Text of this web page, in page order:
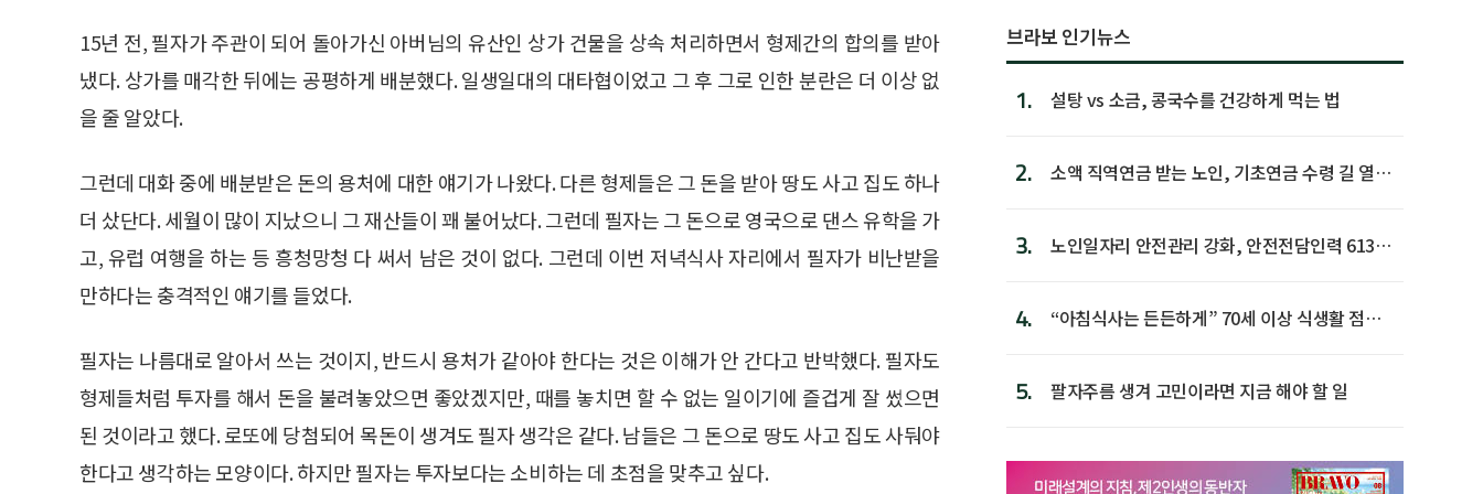
15년 전, 필자가 주관이 되어 돌아가신 아버님의 유산인 상가 건물을 상속 처리하면서 형제간의 합의를 받아
냈다. 상가를 매각한 뒤에는 공평하게 배분했다. 일생일대의 대타협이었고 그 후 그로 인한 분란은 더 이상 없
을 줄 알았다.
그런데 대화 중에 배분받은 돈의 용처에 대한 얘기가 나왔다. 다른 형제들은 그 돈을 받아 땅도 사고 집도 하나
더 샀단다. 세월이 많이 지났으니 그 재산들이 꽤 불어났다. 그런데 필자는 그 돈으로 영국으로 댄스 유학을 가
고, 유럽 여행을 하는 등 흥청망청 다 써서 남은 것이 없다. 그런데 이번 저녁식사 자리에서 필자가 비난받을
만하다는 충격적인 얘기를 들었다.
필자는 나름대로 알아서 쓰는 것이지, 반드시 용처가 같아야 한다는 것은 이해가 안 간다고 반박했다. 필자도
형제들처럼 투자를 해서 돈을 불려놓았으면 좋았겠지만, 때를 놓치면 할 수 없는 일이기에 즐겁게 잘 썼으면
된 것이라고 했다. 로또에 당첨되어 목돈이 생겨도 필자 생각은 같다. 남들은 그 돈으로 땅도 사고 집도 사둬야
한다고 생각하는 모양이다. 하지만 필자는 투자보다는 소비하는 데 초점을 맞추고 싶다.
브라보 인기뉴스
1. 설탕 vs 소금, 콩국수를 건강하게 먹는 법
2.
소액 직역연금 받는 노인, 기초연금 수령 길 열린
3.
노인일자리 안전관리 강화, 안전전담인력 613명
4.
“아침식사는 든든하게” 70세 이상 식생활 점수
5. 팔자주름 생겨 고민이라면 지금 해야 할 일